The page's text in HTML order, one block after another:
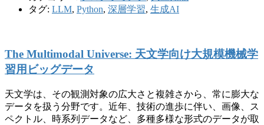
タグ: LLM, Python, 深層学習, 生成AI
The Multimodal Universe: 天文学向け大規模機械学
習用ビッグデータ
天文学は、その観測対象の広大さと複雑さから、常に膨大な
データを扱う分野です。近年、技術の進歩に伴い、画像、ス
ペクトル、時系列データなど、多種多様な形式のデータが取